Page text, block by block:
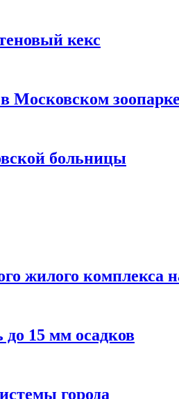
кекс
Московском зоопарке
больницы
жилого комплекса
15 мм осадков
города